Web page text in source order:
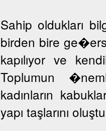
Sahip oldukları
birden bire
kapılıyor ve
Toplumun
kadınların
yapı taşlarını